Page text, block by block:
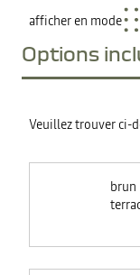
afficher en mode
Options
Veuillez trouver ci-
brun